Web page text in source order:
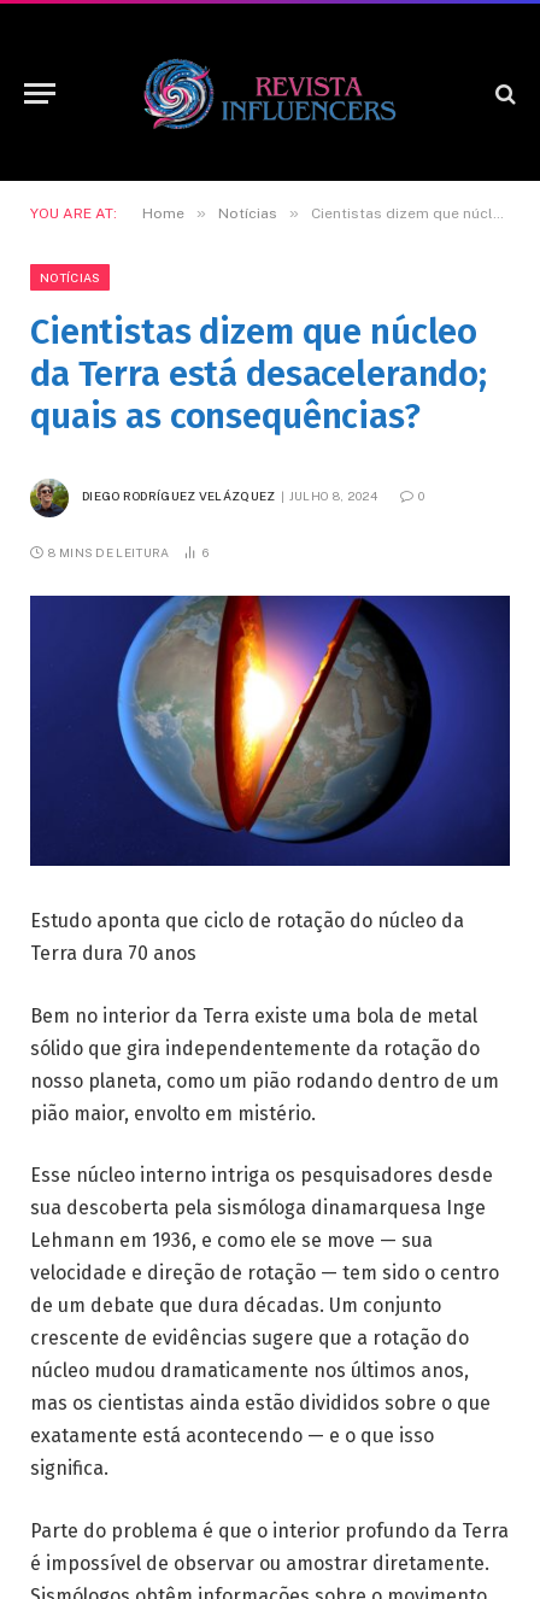
YOU ARE AT: Home » Notícias » Cientistas dizem que núcleo da Terra está desacelerando; quais as consequências?
NOTÍCIAS
Cientistas dizem que núcleo
da Terra está desacelerando;
quais as consequências?
DIEGO RODRÍGUEZ VELÁZQUEZ JULHO 8, 2024 0
8 MINS DE LEITURA 6
Estudo aponta que ciclo de rotação do núcleo da
Terra dura 70 anos
Bem no interior da Terra existe uma bola de metal
sólido que gira independentemente da rotação do
nosso planeta, como um pião rodando dentro de um
pião maior, envolto em mistério.
Esse núcleo interno intriga os pesquisadores desde
sua descoberta pela sismóloga dinamarquesa Inge
Lehmann em 1936, e como ele se move — sua
velocidade e direção de rotação — tem sido o centro
de um debate que dura décadas. Um conjunto
crescente de evidências sugere que a rotação do
núcleo mudou dramaticamente nos últimos anos,
mas os cientistas ainda estão divididos sobre o que
exatamente está acontecendo — e o que isso
significa.
Parte do problema é que o interior profundo da Terra
é impossível de observar ou amostrar diretamente.